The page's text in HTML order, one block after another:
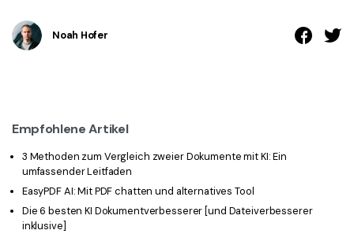
Noah Hofer
Empfohlene Artikel
3 Methoden zum Vergleich zweier Dokumente mit KI: Ein
umfassender Leitfaden
EasyPDF AI: Mit PDF chatten und alternatives Tool
Die 6 besten KI Dokumentverbesserer [und Dateiverbesserer
inklusive]